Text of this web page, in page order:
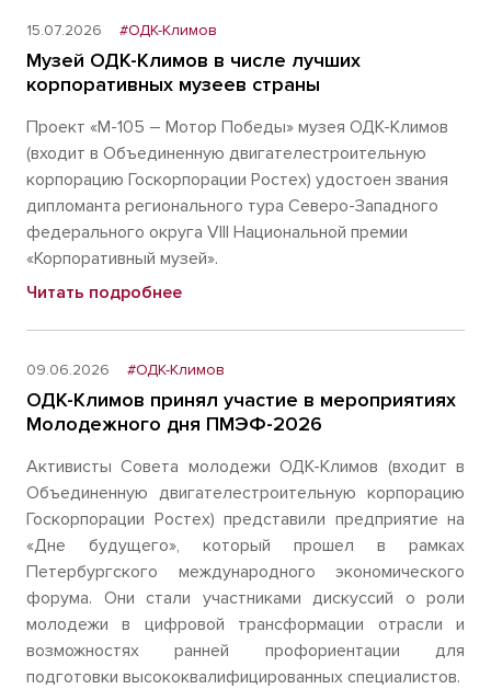
15.07.2026 #ОДК-Климов
Музей ОДК-Климов в числе лучших
корпоративных музеев страны
Проект «М-105 – Мотор Победы» музея ОДК-Климов
(входит в Объединенную двигателестроительную
корпорацию Госкорпорации Ростех) удостоен звания
дипломанта регионального тура Северо-Западного
федерального округа VIII Национальной премии
«Корпоративный музей».
Читать подробнее
09.06.2026 #ОДК-Климов
ОДК-Климов принял участие в мероприятиях
Молодежного дня ПМЭФ-2026
Активисты Совета молодежи ОДК-Климов (входит в
Объединенную двигателестроительную корпорацию
Госкорпорации Ростех) представили предприятие на
«Дне будущего», который прошел в рамках
Петербургского международного экономического
форума. Они стали участниками дискуссий о роли
молодежи в цифровой трансформации отрасли и
возможностях ранней профориентации для
подготовки высококвалифицированных специалистов.